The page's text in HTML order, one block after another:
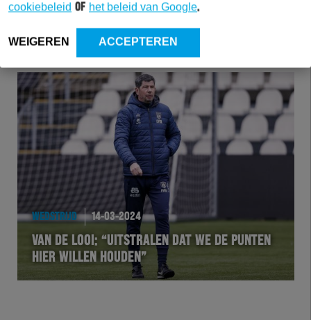
cookiebeleid of het beleid van Google.
WEIGEREN ACCEPTEREN
THUIS
WEDSTRIJD 14-03-2024
VAN DE LOOI: “UITSTRALEN DAT WE DE PUNTEN
HIER WILLEN HOUDEN”